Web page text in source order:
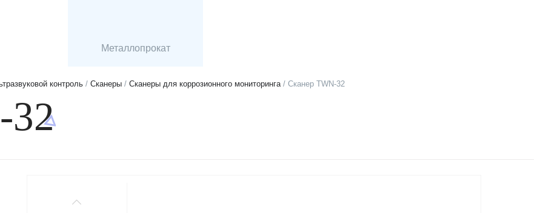
Металлопрокат
контроль / Сканеры / Сканеры для коррозионного мониторинга/ Сканер TWN-32